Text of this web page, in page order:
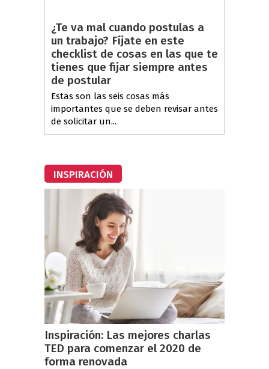
¿Te va mal cuando postulas a
un trabajo? Fíjate en este
checklist de cosas en las que te
tienes que fijar siempre antes
de postular
Estas son las seis cosas más
importantes que se deben revisar antes
de solicitar un...
INSPIRACIÓN
Inspiración: Las mejores charlas
TED para comenzar el 2020 de
forma renovada